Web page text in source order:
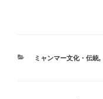
カ
ミャンマー文化・伝統,